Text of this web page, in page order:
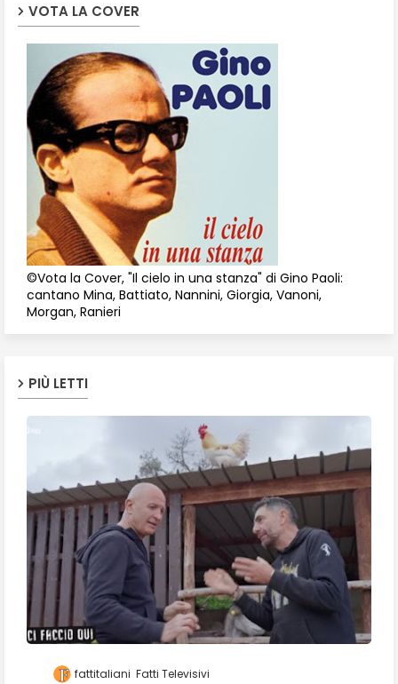
VOTA LA COVER
©Vota la Cover, "Il cielo in una stanza" di Gino Paoli:
cantano Mina, Battiato, Nannini, Giorgia, Vanoni,
Morgan, Ranieri
PIÙ LETTI
fattitaliani Fatti Televisivi